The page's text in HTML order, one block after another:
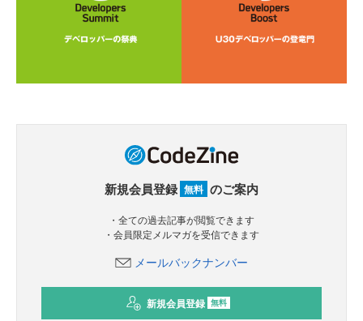
新規会員登録 無料 のご案内
・全ての過去記事が閲覧できます
・会員限定メルマガを受信できます
メールバックナンバー
新規会員登録 無料